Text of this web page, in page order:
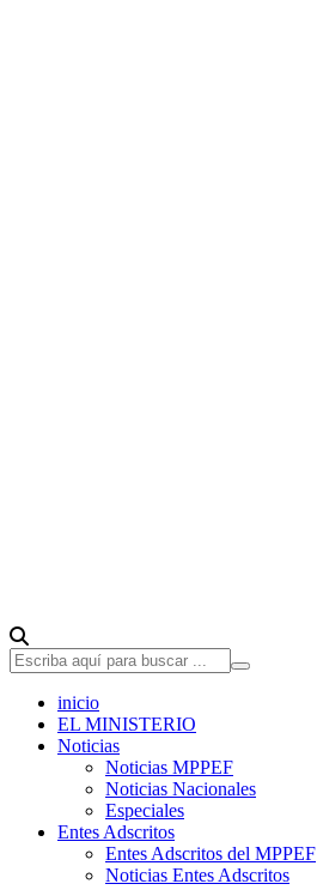
inicio
EL MINISTERIO
Noticias
Noticias MPPEF
Noticias Nacionales
Especiales
Entes Adscritos
Entes Adscritos del MPPEF
Noticias Entes Adscritos